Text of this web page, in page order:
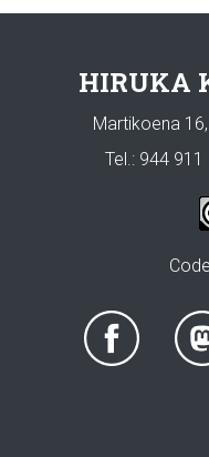
HIRUKA
Martikoena
Tel.: 944 911